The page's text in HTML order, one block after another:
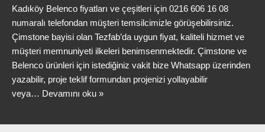
Kadıköy Belenco fiyatları ve çeşitleri için 0216 606 16 08
numaralı telefondan müşteri temsilcimizle görüşebilirsiniz.
Çimstone bayisi olan Tezfab’da uygun fiyat, kaliteli hizmet ve
müşteri memnuniyeti ilkeleri benimsenmektedir. Çimstone ve
Belenco ürünleri için istediğiniz vakit bize Whatsapp üzerinden
yazabilir, proje teklif formundan projenizi yollayabilir
veya… Devamını oku »